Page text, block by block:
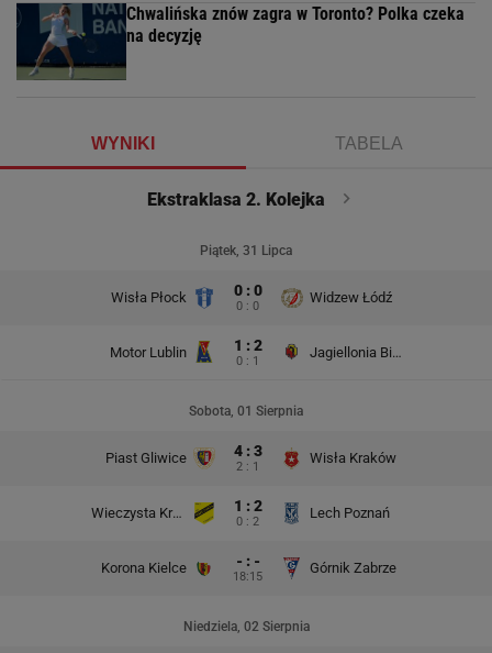
Chwalińska znów zagra w Toronto? Polka czeka
na decyzję
WYNIKI TABELA
Ekstraklasa 2. Kolejka
Piątek, 31 Lipca
Wisła Płock 0 : 0
0 : 0
Widzew Łódź
Motor Lublin 1 : 2
0 : 1
Jagiellonia Białystok
Sobota, 01 Sierpnia
Piast Gliwice 4 : 3
2 : 1
Wisła Kraków
Wieczysta Kraków 1 : 2
0 : 2
Lech Poznań
Korona Kielce - : -
18:15
Górnik Zabrze
Niedziela, 02 Sierpnia